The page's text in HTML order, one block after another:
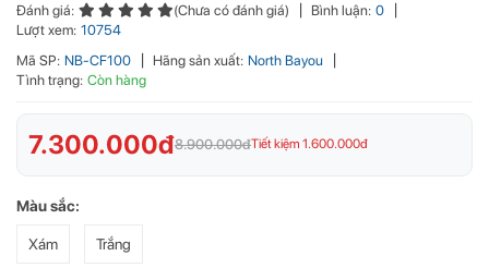
Đánh giá: (Chưa có đánh giá) Bình luận: 0
Lượt xem: 10754
Mã SP: NB-CF100 Hãng sản xuất: North Bayou
Tình trạng: Còn hàng
7.300.000đ8.900.000đTiết kiệm 1.600.000đ
Màu sắc:
Xám Trắng